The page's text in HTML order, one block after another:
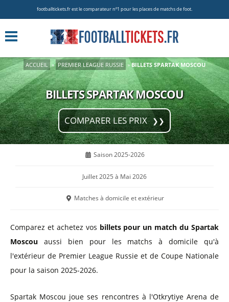
footballtickets.fr est le comparateur nº1 pour les places de matchs de foot.
ACCUEIL » PREMIER LEAGUE RUSSIE »BILLETS SPARTAK MOSCOU
BILLETS SPARTAK MOSCOU
COMPARER LES PRIX
Saison 2025-2026
Juillet 2025 à Mai 2026
Matches à domicile et extérieur
Comparez et achetez vos billets pour un match du Spartak
Moscou aussi bien pour les matchs à domicile qu'à
l'extérieur de Premier League Russie et de Coupe Nationale
pour la saison 2025-2026.
Spartak Moscou joue ses rencontres à l'Otkrytiye Arena de